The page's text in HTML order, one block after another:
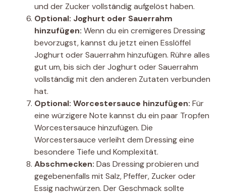
und der Zucker vollständig aufgelöst haben.
Optional: Joghurt oder Sauerrahm
hinzufügen: Wenn du ein cremigeres Dressing
bevorzugst, kannst du jetzt einen Esslöffel
Joghurt oder Sauerrahm hinzufügen. Rühre alles
gut um, bis sich der Joghurt oder Sauerrahm
vollständig mit den anderen Zutaten verbunden
hat.
Optional: Worcestersauce hinzufügen: Für
eine würzigere Note kannst du ein paar Tropfen
Worcestersauce hinzufügen. Die
Worcestersauce verleiht dem Dressing eine
besondere Tiefe und Komplexität.
Abschmecken: Das Dressing probieren und
gegebenenfalls mit Salz, Pfeffer, Zucker oder
Essig nachwürzen. Der Geschmack sollte